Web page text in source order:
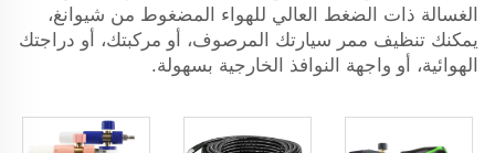
الغسالة ذات الضغط العالي للهواء المضغوط من شيوانغ،
يمكنك تنظيف ممر سيارتك المرصوف، أو مركبتك، أو دراجتك
الهوائية، أو واجهة النوافذ الخارجية بسهولة.